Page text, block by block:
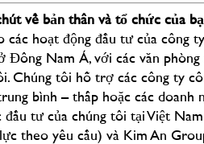
về bản thân và tổ chức của
các hoạt động đầu tư của công
Đông Nam Á, với các văn
Chúng tôi hỗ trợ các công ty
bình – thấp hoặc các doanh
tư của chúng tôi tại Việt
lực theo yêu cầu) và Kim An